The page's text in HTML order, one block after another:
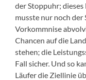
der Stoppuhr;
musste nur noch
Vorkommnise
Chancen auf die
stehen; die
Fall sicher. Und so
Läufer die Ziellinie